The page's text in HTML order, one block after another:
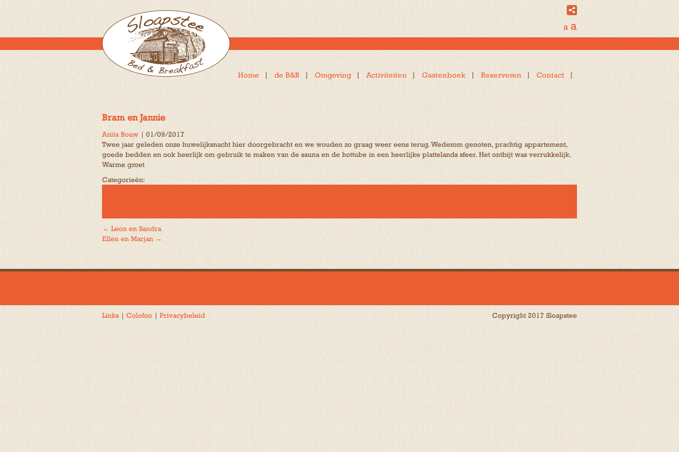
a a
Home de B&B Omgeving Activiteiten Gastenboek Reserveren Contact
Bram en Jannie
Anita Bouw | 01/09/2017
Twee jaar geleden onze huwelijksnacht hier doorgebracht en we wouden zo graag weer eens terug. Wederom genoten, prachtig appartement,
goede bedden en ook heerlijk om gebruik te maken van de sauna en de hottube in een heerlijke plattelands sfeer. Het ontbijt was verrukkelijk.
Warme groet
Categorieën:
Bericht
navigatie
← Leon en Sandra
Ellen en Marjan →
Links | Colofon | Privacybeleid Copyright 2017 Sloapstee